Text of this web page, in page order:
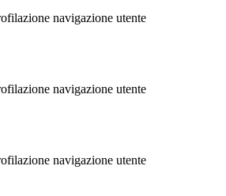
navigazione utente
navigazione utente
navigazione utente